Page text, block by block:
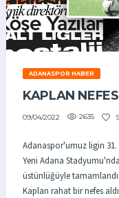
ADANASPOR HABER
KAPLAN
09/04/2022 2635 5
Adanaspor'umuz ligin 31.
Yeni Adana
üstünlüğüyle
Kaplan rahat bir nefes